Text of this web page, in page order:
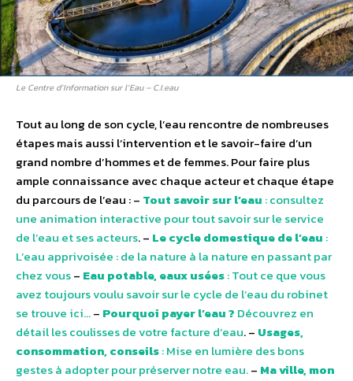
Le Centre d’Information sur l’Eau – C.I.eau
Tout au long de son cycle, l’eau rencontre de nombreuses
étapes mais aussi l’intervention et le savoir-faire d’un
grand nombre d’hommes et de femmes. Pour faire plus
ample connaissance avec chaque acteur et chaque étape
du parcours de l’eau : – Tout savoir sur l’eau : consultez
une animation interactive pour tout savoir sur le service
de l’eau et ses acteurs. – Le cycle domestique de l’eau :
L’eau apprivoisée : de la nature à la nature en passant par
chez vous– Eau potable, eaux usées: Tout ce que vous
avez toujours voulu savoir sur le cycle de l’eau du robinet
se trouve ici…– Pourquoi payer l’eau ? Découvrez en
détail les coulisses de votre facture d’eau. – Usages,
consommation, conseils: Mise en lumière des bons
gestes à adopter pour préserver notre eau.– Ma ville, mon